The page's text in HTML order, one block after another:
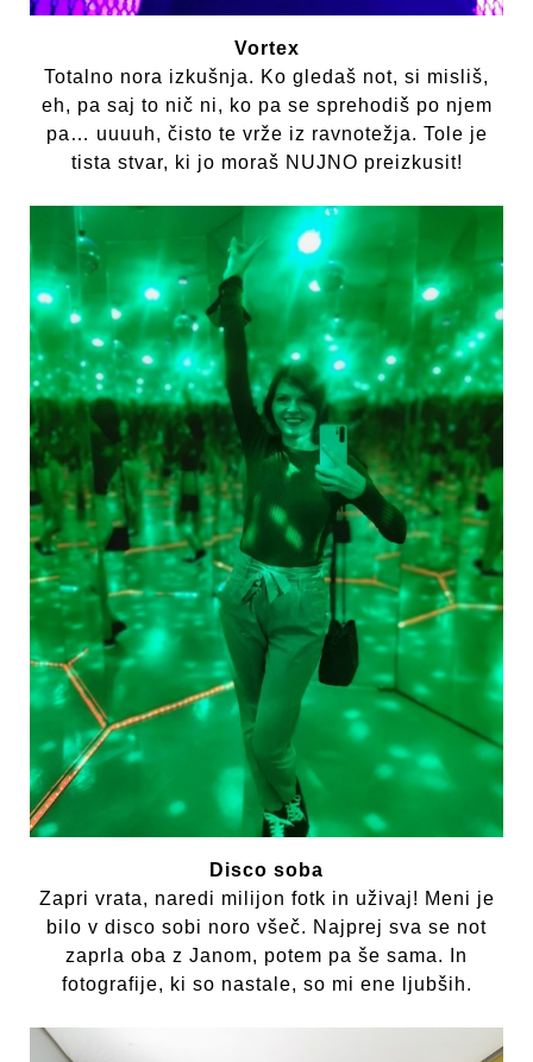
Vortex
Totalno nora izkušnja. Ko gledaš not, si misliš,
eh, pa saj to nič ni, ko pa se sprehodiš po njem
pa… uuuuh, čisto te vrže iz ravnotežja. Tole je
tista stvar, ki jo moraš NUJNO preizkusit!
Disco soba
Zapri vrata, naredi milijon fotk in uživaj! Meni je
bilo v disco sobi noro všeč. Najprej sva se not
zaprla oba z Janom, potem pa še sama. In
fotografije, ki so nastale, so mi ene ljubših.